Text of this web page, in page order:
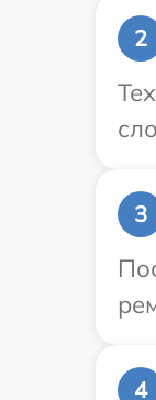
2
3
4